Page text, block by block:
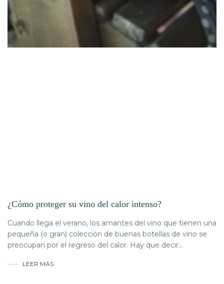
¿Cómo proteger su vino del calor intenso?
Cuando llega el verano, los amantes del vino que tienen una
pequeña (o gran) colección de buenas botellas de vino se
preocupan por el regreso del calor. Hay que decir...
LEER MÁS